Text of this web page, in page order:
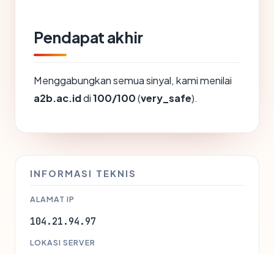
Pendapat akhir
Menggabungkan semua sinyal, kami menilai
a2b.ac.iddi100/100(very_safe).
INFORMASI TEKNIS
ALAMAT IP
104.21.94.97
LOKASI SERVER